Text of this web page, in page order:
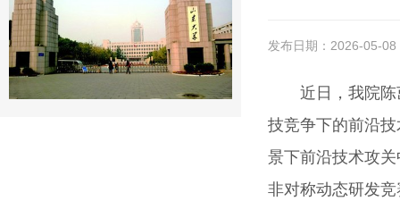
发布日期：2026-05-08
近日，我院
技竞争下的前沿
景下前沿技术攻
非对称动态研发